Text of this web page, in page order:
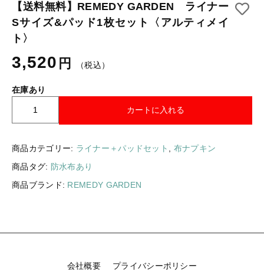
【送料無料】REMEDY GARDEN ライナー
Sサイズ&パッド1枚セット〈アルティメイ
ト〉
3,520 円 （税込）
在庫あり
送
無
】
R
D
カートに入れる
商品カテゴリー: ライナー＋パッドセット , 布ナプキン
商品タグ: 防水布あり
商品ブランド: REMEDY GARDEN
会社概要 プライバシーポリシー
新着商品
セール
コトカラについて
お知らせ
ブログ
ギフトラッピング